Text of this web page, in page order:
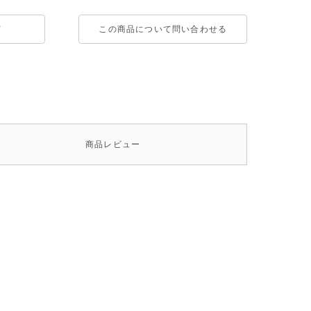
この商品について問い合わせる
商品 レビュー